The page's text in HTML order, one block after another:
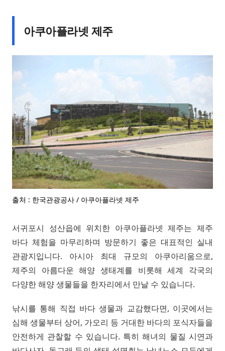
아쿠아플라넷 제주
출처 : 한국관광공사 / 아쿠아플라넷 제주
서귀포시 성산읍에 위치한 아쿠아플라넷 제주는 제주
바다 체험을 마무리하며 방문하기 좋은 대표적인 실내
관광지입니다. 아시아 최대 규모의 아쿠아리움으로,
제주의 아름다운 해양 생태계를 비롯해 세계 각국의
다양한 해양 생물들을 한자리에서 만날 수 있습니다.
낚시를 통해 직접 바다 생물과 교감했다면, 이곳에서는
심해 생물부터 상어, 가오리 등 거대한 바다의 포식자들을
안전하게 관찰할 수 있습니다. 특히 해녀의 물질 시연과